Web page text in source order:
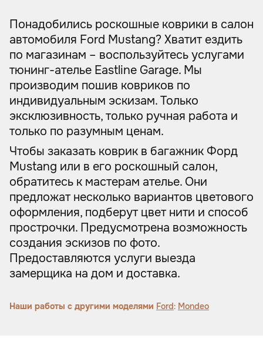
Понадобились роскошные коврики в салон
автомобиля Ford Mustang? Хватит ездить
по магазинам – воспользуйтесь услугами
тюнинг-ателье Eastline Garage. Мы
производим пошив ковриков по
индивидуальным эскизам. Только
эксклюзивность, только ручная работа и
только по разумным ценам.
Чтобы заказать коврик в багажник Форд
Mustang или в его роскошный салон,
обратитесь к мастерам ателье. Они
предложат несколько вариантов цветового
оформления, подберут цвет нити и способ
прострочки. Предусмотрена возможность
создания эскизов по фото.
Предоставляются услуги выезда
замерщика на дом и доставка.
Наши работы с другими моделями Ford: Mondeo